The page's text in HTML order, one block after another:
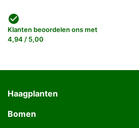
check_circle
Klanten beoordelen ons met
4,94 / 5,00
Haagplanten
Bomen